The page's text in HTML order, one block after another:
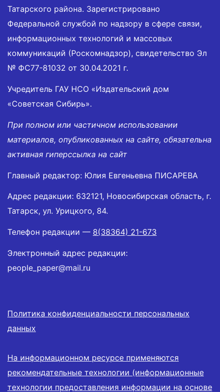
Татарского района. Зарегистрировано
Федеральной службой по надзору в сфере связи,
информационных технологий и массовых
коммуникаций (Роскомнадзор), свидетельство Эл
№ ФС77-81032 от 30.04.2021 г.
Учредитель ГАУ НСО «Издательский дом
«Советская Сибирь».
При полном или частичном использовании
материалов, опубликованных на сайте, обязательна
активная гиперссылка на сайт
Главный редактор: Юлия Евгеньевна ПИСАРЕВА
Адрес редакции: 632121, Новосибирская область, г.
Татарск, ул. Урицкого, 84.
Телефон редакции — 8(38364) 21-673
Электронный адрес редакции:
people_paper@mail.ru
Политика конфиденциальности персональных
данных
На информационном ресурсе применяются
рекомендательные технологии (информационные
технологии предоставления информации на основе